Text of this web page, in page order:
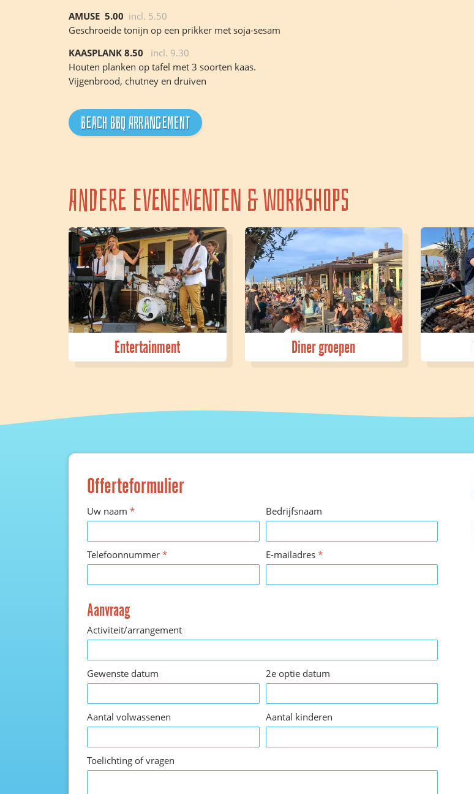
AMUSE 5.00 incl. 5.50
Geschroeide tonijn op een prikker met soja-sesam
KAASPLANK 8.50
incl. 9.30
Houten planken op tafel met 3 soorten kaas.
Vijgenbrood, chutney en druiven
BEACH BBQ ARRANGEMENT
Andere evenementen & workshops
Entertainment Diner groepen
Offerteformulier
Uw naam * Bedrijfsnaam
Telefoonnummer * E-mailadres *
Aanvraag
Activiteit/arrangement
Gewenste datum 2e optie datum
Aantal volwassenen Aantal kinderen
Toelichting of vragen